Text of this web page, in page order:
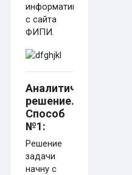
информатике
с сайта
ФИПИ.
Аналитическое
решение.
Способ
№1:
Решение
задачи
начну с